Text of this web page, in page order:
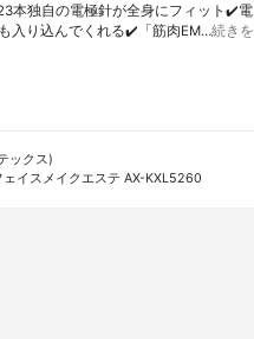
本独自の電極針が全身にフィット✔️電
入り込んでくれる✔️「筋肉EM…続きを
ックス)
ェイスメイクエステ AX-KXL5260